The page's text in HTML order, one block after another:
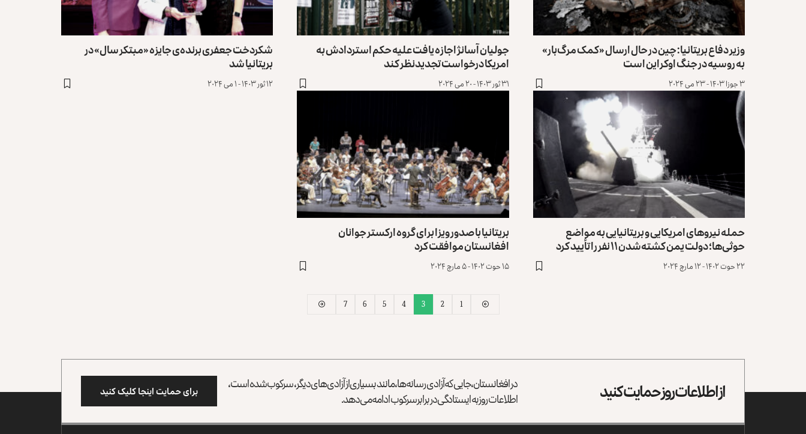
وزیر دفاع بریتانیا: چین در حال ارسال «کمک مرگ‌بار»
به روسیه در جنگ اوکراین است
۳ جوزا ۱۴۰۳ - ۲۳ می ۲۰۲۴
جولیان آسانژ اجازه یافت علیه حکم استردادش به
امریکا درخواست تجدیدنظر کند
۳۱ ثور ۱۴۰۳ - ۲۰ می ۲۰۲۴
شکردخت جعفری برنده‌ی جایزه‌ «مبتکر سال» در
بریتانیا شد
۱۲ ثور ۱۴۰۳ - ۱ می ۲۰۲۴
حمله نیروهای امریکایی و بریتانیایی به مواضع
حوثی‌ها؛ دولت یمن کشته‌شدن ۱۱ نفر را تأیید کرد
۲۲ حوت ۱۴۰۲ - ۱۲ مارچ ۲۰۲۴
بریتانیا با صدور ویزا برای گروه ارکستر جوانان
افغانستان موافقت کرد
۱۵ حوت ۱۴۰۲ - ۵ مارچ ۲۰۲۴
1
2
3
4
5
6
7
از اطلاعات روز حمایت کنید در افغانستان، جایی که آزادی رسانه‌ها، مانند بسیاری از آزادی‌های دیگر، سرکوب شده است،
اطلاعات روز به ایستادگی در برابر سرکوب ادامه می‌دهد. برای حمایت اینجا کلیک کنید